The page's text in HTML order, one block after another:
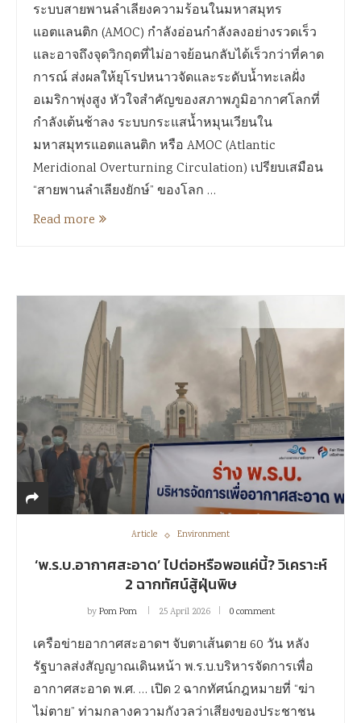
ระบบสายพานลำเลียงความร้อนในมหาสมุทร
แอตแลนติก (AMOC) กำลังอ่อนกำลังลงอย่างรวดเร็ว
และอาจถึงจุดวิกฤตที่ไม่อาจย้อนกลับได้เร็วกว่าที่คาด
การณ์ ส่งผลให้ยุโรปหนาวจัดและระดับน้ำทะเลฝั่ง
อเมริกาพุ่งสูง หัวใจสำคัญของสภาพภูมิอากาศโลกที่
กำลังเต้นช้าลง ระบบกระแสน้ำหมุนเวียนใน
มหาสมุทรแอตแลนติก หรือ AMOC (Atlantic
Meridional Overturning Circulation) เปรียบเสมือน
“สายพานลำเลียงยักษ์” ของโลก …
Read more
Article Environment
‘พ.ร.บ.อากาศสะอาด’ ไปต่อหรือพอแค่นี้? วิเคราะห์
2 ฉากทัศน์สู้ฝุ่นพิษ
byPom Pom 25 April 2026 0 comment
เครือข่ายอากาศสะอาดฯ จับตาเส้นตาย 60 วัน หลัง
รัฐบาลส่งสัญญาณเดินหน้า พ.ร.บ.บริหารจัดการเพื่อ
อากาศสะอาด พ.ศ. … เปิด 2 ฉากทัศน์กฎหมายที่ “ฆ่า
ไม่ตาย” ท่ามกลางความกังวลว่าเสียงของประชาชน